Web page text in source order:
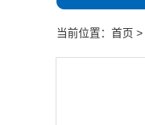
当前位置： 首页 >